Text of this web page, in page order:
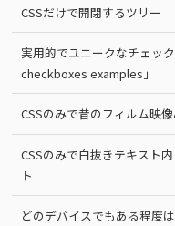
CSSだけで開閉するツリー
実用的でユニークなチェッ
checkboxes examples」
CSSのみで昔のフィルム映
CSSのみで白抜きテキスト
ト
どのデバイスでもある程度